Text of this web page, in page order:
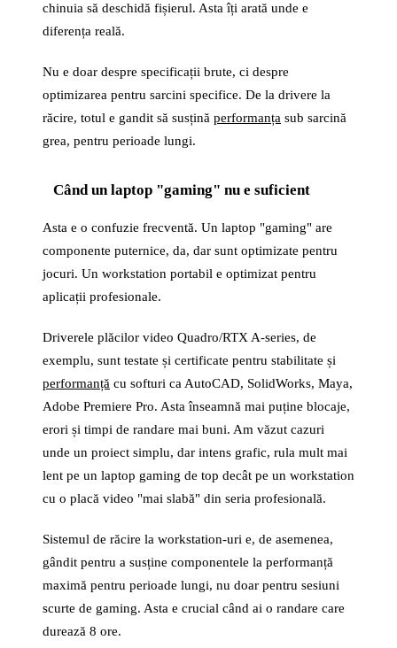
chinuia să deschidă fișierul. Asta îți arată unde e
diferența reală.
Nu e doar despre specificații brute, ci despre
optimizarea pentru sarcini specifice. De la drivere la
răcire, totul e gandit să susțină performanța sub sarcină
grea, pentru perioade lungi.
Când un laptop "gaming" nu e suficient
Asta e o confuzie frecventă. Un laptop "gaming" are
componente puternice, da, dar sunt optimizate pentru
jocuri. Un workstation portabil e optimizat pentru
aplicații profesionale.
Driverele plăcilor video Quadro/RTX A-series, de
exemplu, sunt testate și certificate pentru stabilitate și
performanță cu softuri ca AutoCAD, SolidWorks, Maya,
Adobe Premiere Pro. Asta înseamnă mai puține blocaje,
erori și timpi de randare mai buni. Am văzut cazuri
unde un proiect simplu, dar intens grafic, rula mult mai
lent pe un laptop gaming de top decât pe un workstation
cu o placă video "mai slabă" din seria profesională.
Sistemul de răcire la workstation-uri e, de asemenea,
gândit pentru a susține componentele la performanță
maximă pentru perioade lungi, nu doar pentru sesiuni
scurte de gaming. Asta e crucial când ai o randare care
durează 8 ore.